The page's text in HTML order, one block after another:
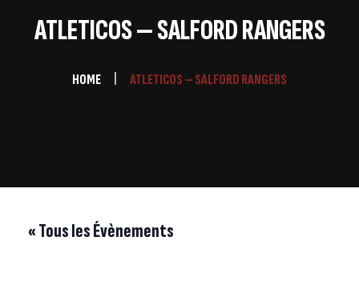
ATLETICOS — SALFORD RANGERS
HOME ATLETICOS — SALFORD RANGERS
« Tous les Évènements